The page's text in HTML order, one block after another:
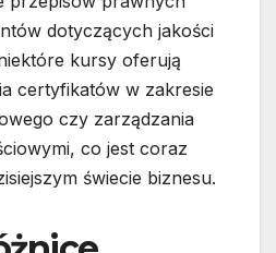
dotyczących jakości
kursy oferują
certyfikatów w zakresie
czy zarządzania
co jest coraz
świecie biznesu.